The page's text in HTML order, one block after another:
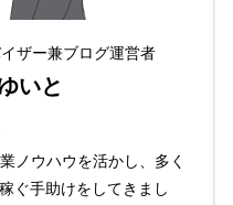
ザー兼ブログ運営者
いと
ノウハウを活かし、多く
ぐ手助けをしてきまし